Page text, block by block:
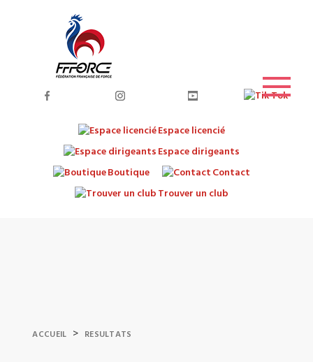
Espace licencié
Espace dirigeants
Boutique
Contact
Trouver un club
ACCUEIL > RESULTATS